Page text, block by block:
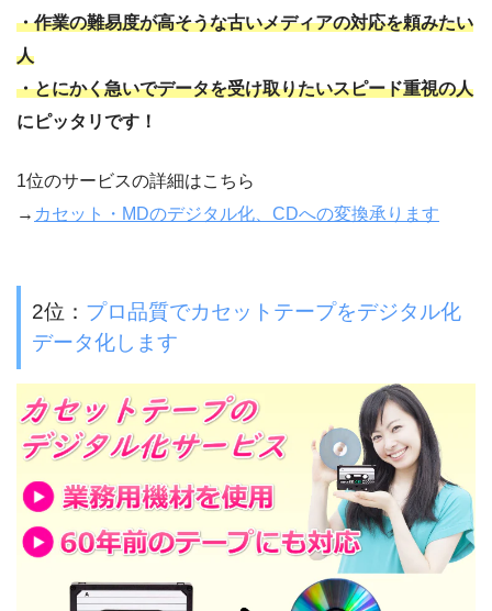
・作業の難易度が高そうな古いメディアの対応を頼みたい
人
・とにかく急いでデータを受け取りたいスピード重視の人
にピッタリです！
1位のサービスの詳細はこちら
→ カセット・MDのデジタル化、CDへの変換承ります
2位： プロ品質でカセットテープをデジタル化
データ化します